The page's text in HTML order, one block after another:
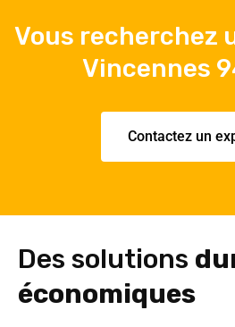
Vous recherchez
Vincennes
Contactez un
Des solutions
économiques